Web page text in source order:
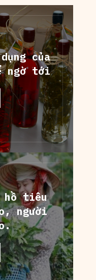
của
ngờ tới
hồ tiêu
người